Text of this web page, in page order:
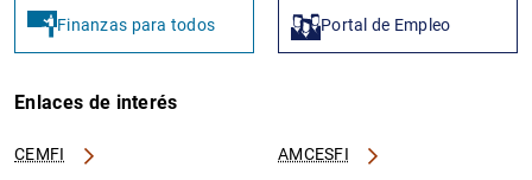
Finanzas para todos Portal de Empleo
Enlaces de interés
CEMFI AMCESFI